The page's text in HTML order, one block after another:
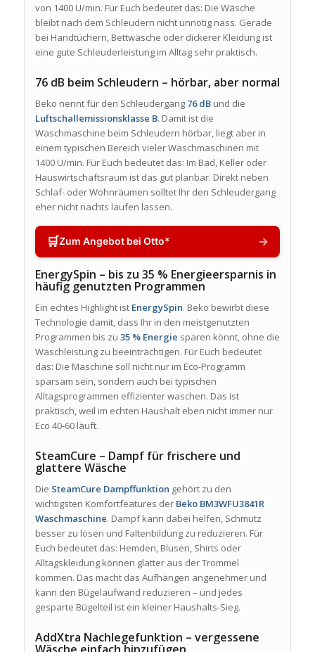
von 1400 U/min. Für Euch bedeutet das: Die Wäsche
bleibt nach dem Schleudern nicht unnötig nass. Gerade
bei Handtüchern, Bettwäsche oder dickerer Kleidung ist
eine gute Schleuderleistung im Alltag sehr praktisch.
76 dB beim Schleudern – hörbar, aber normal
Beko nennt für den Schleudergang 76 dBund die
Luftschallemissionsklasse B. Damit ist die
Waschmaschine beim Schleudern hörbar, liegt aber in
einem typischen Bereich vieler Waschmaschinen mit
1400 U/min. Für Euch bedeutet das: Im Bad, Keller oder
Hauswirtschaftsraum ist das gut planbar. Direkt neben
Schlaf- oder Wohnräumen solltet Ihr den Schleudergang
eher nicht nachts laufen lassen.
🛒Zum Angebot bei Otto* →
EnergySpin – bis zu 35 % Energieersparnis in
häufig genutzten Programmen
Ein echtes Highlight ist EnergySpin. Beko bewirbt diese
Technologie damit, dass Ihr in den meistgenutzten
Programmen bis zu 35 % Energie sparen könnt, ohne die
Waschleistung zu beeinträchtigen. Für Euch bedeutet
das: Die Maschine soll nicht nur im Eco-Programm
sparsam sein, sondern auch bei typischen
Alltagsprogrammen effizienter waschen. Das ist
praktisch, weil im echten Haushalt eben nicht immer nur
Eco 40-60 läuft.
SteamCure – Dampf für frischere und
glattere Wäsche
Die SteamCure Dampffunktion gehört zu den
wichtigsten Komfortfeatures der Beko BM3WFU3841R
Waschmaschine. Dampf kann dabei helfen, Schmutz
besser zu lösen und Faltenbildung zu reduzieren. Für
Euch bedeutet das: Hemden, Blusen, Shirts oder
Alltagskleidung können glatter aus der Trommel
kommen. Das macht das Aufhängen angenehmer und
kann den Bügelaufwand reduzieren – und jedes
gesparte Bügelteil ist ein kleiner Haushalts-Sieg.
AddXtra Nachlegefunktion – vergessene